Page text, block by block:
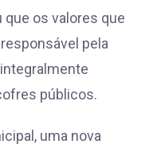
os valores que
pela
públicos.
uma nova